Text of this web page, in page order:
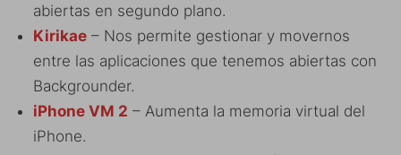
abiertas en segundo plano.
Kirikae – Nos permite gestionar y movernos
entre las aplicaciones que tenemos abiertas con
Backgrounder.
iPhone VM 2 – Aumenta la memoria virtual del
iPhone.